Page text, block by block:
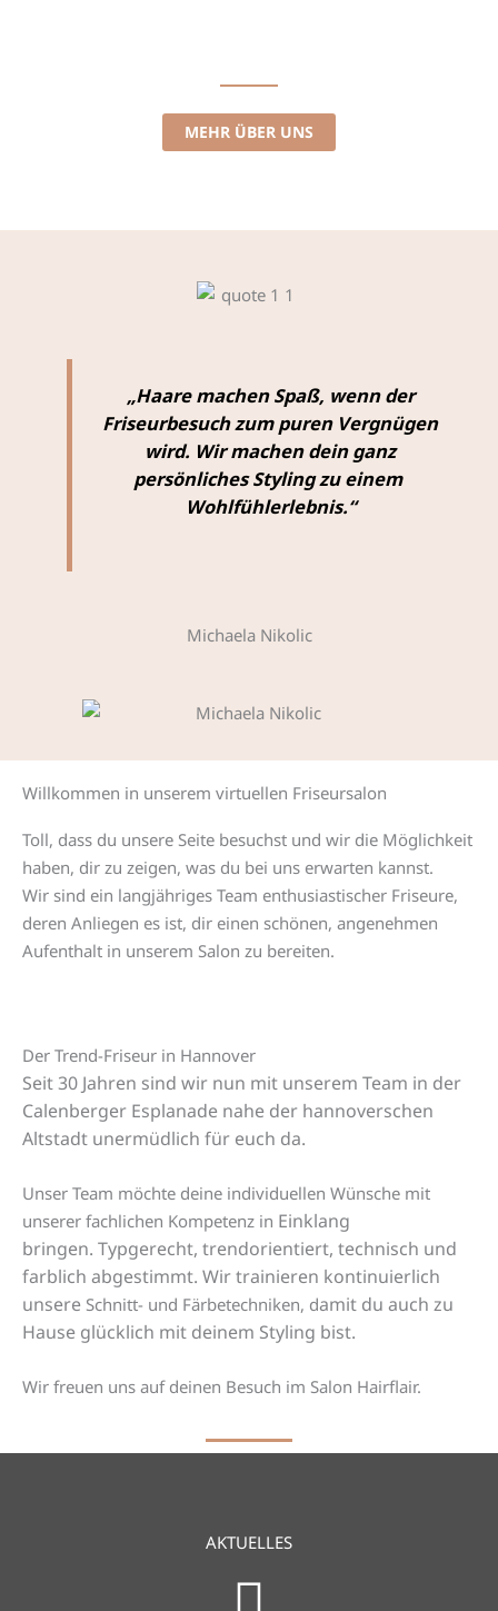
MEHR ÜBER UNS
„Haare machen Spaß, wenn der
Friseurbesuch zum puren Vergnügen
wird. Wir machen dein ganz
persönliches Styling zu einem
Wohlfühlerlebnis.“
Michaela Nikolic
Willkommen in unserem virtuellen Friseursalon
Toll, dass du unsere Seite besuchst und wir die Möglichkeit
haben, dir zu zeigen, was du bei uns erwarten kannst.
Wir sind ein langjähriges Team enthusiastischer Friseure,
deren Anliegen es ist, dir einen schönen, angenehmen
Aufenthalt in unserem Salon zu bereiten.
Der Trend-Friseur in Hannover
Seit 30 Jahren sind wir nun mit unserem Team in der
Calenberger Esplanade nahe der hannoverschen
Altstadt unermüdlich für euch da.
Unser Team möchte deine individuellen Wünsche mit
unserer fachlichen Kompetenz in Einklang
bringen. Typgerecht, trendorientiert, technisch und
farblich abgestimmt. Wir trainieren kontinuierlich
unsere Schnitt- und Färbetechniken, damit du auch zu
Hause glücklich mit deinem Styling bist.
Wir freuen uns auf deinen Besuch im Salon Hairflair.
AKTUELLES